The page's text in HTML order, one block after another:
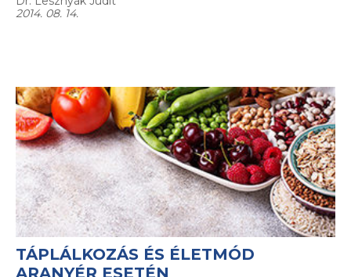
2014. 08. 14.
TÁPLÁLKOZÁS ÉS ÉLETMÓD
ARANYÉR ESETÉN